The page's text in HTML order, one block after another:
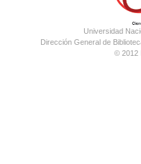
Universidad
Dirección General de
© 2012